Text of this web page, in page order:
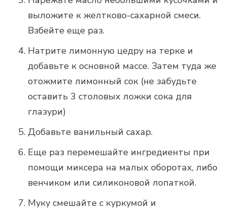
выложите к желтково-сахарной смеси.
Взбейте еще раз.
Натрите лимонную цедру на терке и
добавьте к основной массе. Затем туда же
отожмите лимонный сок (не забудьте
оставить 3 столовых ложки сока для
глазури)
Добавьте ванильный сахар.
Еще раз перемешайте ингредиенты при
помощи миксера на малых оборотах, либо
венчиком или силиконовой лопаткой.
Муку смешайте с куркумой и